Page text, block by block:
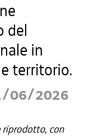
del
in
territorio.
06/2026
riprodotto, con